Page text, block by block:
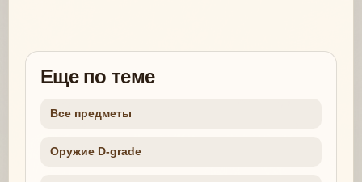
Еще по теме
Все предметы
Оружие D-grade